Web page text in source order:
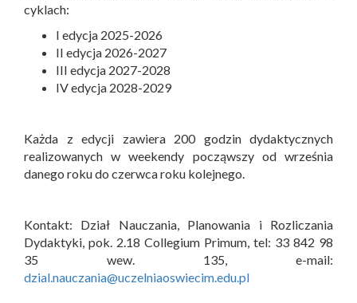
cyklach:
I edycja 2025-2026
II edycja 2026-2027
III edycja 2027-2028
IV edycja 2028-2029
Każda z edycji zawiera 200 godzin dydaktycznych
realizowanych w weekendy począwszy od września
danego roku do czerwca roku kolejnego.
Kontakt: Dział Nauczania, Planowania i Rozliczania
Dydaktyki, pok. 2.18 Collegium Primum, tel: 33 842 98
35 wew. 135, e-mail:
dzial.nauczania@uczelniaoswiecim.edu.pl